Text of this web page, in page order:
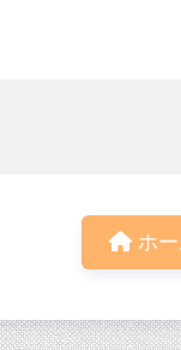
ホー